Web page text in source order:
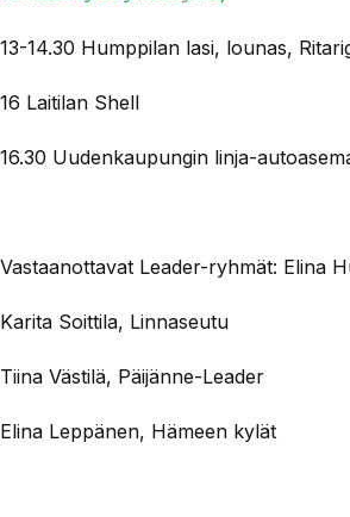
13-14.30 Humppilan lasi, lounas,
16 Laitilan Shell
16.30 Uudenkaupungin linja-
Vastaanottavat Leader-ryhmät: Elina
Karita Soittila, Linnaseutu
Tiina Västilä, Päijänne-Leader
Elina Leppänen, Hämeen kylät